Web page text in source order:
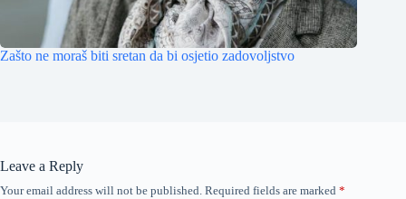
Zašto ne moraš biti sretan da bi osjetio zadovoljstvo
Leave a Reply
Your email address will not be published. Required fields are marked *